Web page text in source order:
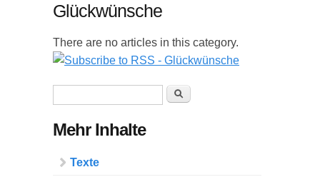
Glückwünsche
There are no articles in this category.
Suche
Mehr Inhalte
Texte